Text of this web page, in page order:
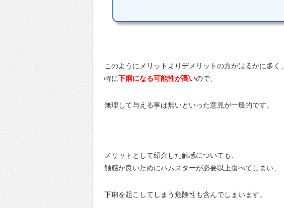
このようにメリットよりデメリットの方がはるかに多く、
特に下痢になる可能性が高いので、
無理して与える事は無いといった意見が一般的です。
メリットとして紹介した触感についても、
触感が良いためにハムスターが必要以上食べてしまい、
下痢を起こしてしまう危険性も含んでしまいます。